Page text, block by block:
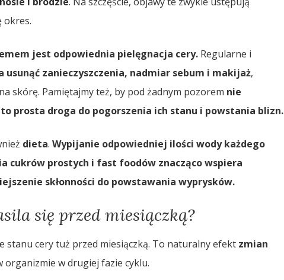
okres.
jest odpowiednia pielęgnacja cery.Regularne i
usunąć zanieczyszczenia, nadmiar sebum i makijaż,
skórę. Pamiętajmy też, by pod żadnym pozorem nie
prosta droga do pogorszenia ich stanu i powstania blizn.
dieta. Wypijanie odpowiedniej ilości wody każdego
cukrów prostych i fast foodów znacząco wspiera
skłonności do powstawania wyprysków.
się przed miesiączką?
stanu cery tuż przed miesiączką. To naturalny efekt zmian
organizmie w drugiej fazie cyklu.